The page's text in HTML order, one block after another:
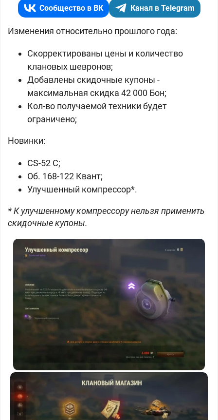
Сообщество в ВК Канал в Telegram
Изменения относительно прошлого года:
Скорректированы цены и количество
клановых шевронов;
Добавлены скидочные купоны -
максимальная скидка 42 000 Бон;
Кол-во получаемой техники будет
ограничено;
Новинки:
CS-52 C;
Об. 168-122 Квант;
Улучшенный компрессор*.
* К улучшенному компрессору нельзя применить
скидочные купоны.